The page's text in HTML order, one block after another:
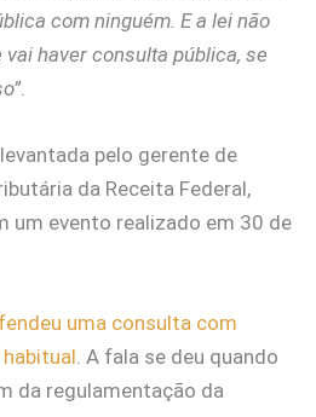
com ninguém. E a lei não
vai haver consulta pública, se
.
pelo gerente de
da Receita Federal,
um evento realizado em 30 de
uma consulta com
. A fala se deu quando
da regulamentação da